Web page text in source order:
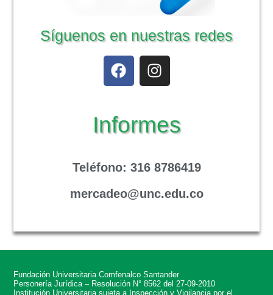
Síguenos en nuestras redes
Informes
Teléfono: 316 8786419
mercadeo@unc.edu.co
Fundación Universitaria Comfenalco Santander
Personería Jurídica – Resolución N° 8562 del 27-09-2010
Institución Universitaria sujeta a Inspección y Vigilancia por el